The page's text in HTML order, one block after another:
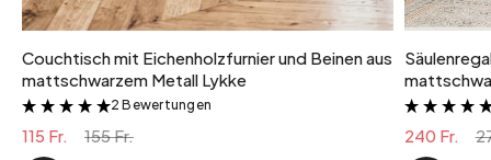
Couchtisch mit Eichenholzfurnier und Beinen aus
mattschwarzem Metall Lykke
&
2 Bewertungen
115 Fr. 155 Fr. 240 Fr.